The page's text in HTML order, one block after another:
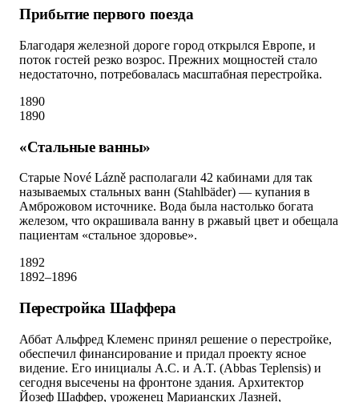
Прибытие первого поезда
Благодаря железной дороге город открылся Европе, и
поток гостей резко возрос. Прежних мощностей стало
недостаточно, потребовалась масштабная перестройка.
1890
1890
«Стальные ванны»
Старые Nové Lázně располагали 42 кабинами для так
называемых стальных ванн (Stahlbäder) — купания в
Амброжовом источнике. Вода была настолько богата
железом, что окрашивала ванну в ржавый цвет и обещала
пациентам «стальное здоровье».
1892
1892–1896
Перестройка Шаффера
Аббат Альфред Клеменс принял решение о перестройке,
обеспечил финансирование и придал проекту ясное
видение. Его инициалы A.C. и A.T. (Abbas Teplensis) и
сегодня высечены на фронтоне здания. Архитектор
Йозеф Шаффер, уроженец Марианских Лазней,